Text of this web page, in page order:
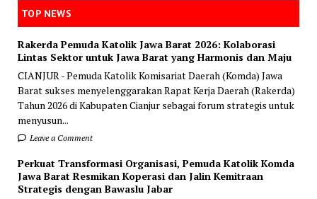
TOP NEWS
Rakerda Pemuda Katolik Jawa Barat 2026: Kolaborasi
Lintas Sektor untuk Jawa Barat yang Harmonis dan Maju
CIANJUR - Pemuda Katolik Komisariat Daerah (Komda) Jawa
Barat sukses menyelenggarakan Rapat Kerja Daerah (Rakerda)
Tahun 2026 di Kabupaten Cianjur sebagai forum strategis untuk
menyusun...
Leave a Comment
Perkuat Transformasi Organisasi, Pemuda Katolik Komda
Jawa Barat Resmikan Koperasi dan Jalin Kemitraan
Strategis dengan Bawaslu Jabar